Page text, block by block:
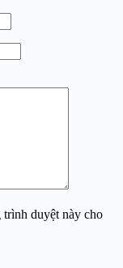
duyệt này cho